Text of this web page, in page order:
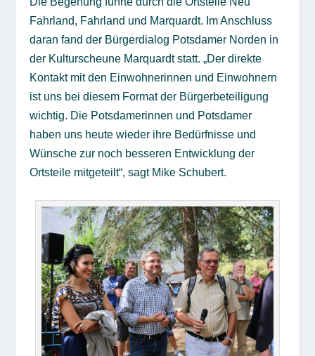
Fahrland, Fahrland und Marquardt. Im Anschluss
daran fand der Bürgerdialog Potsdamer Norden in
der Kulturscheune Marquardt statt. „Der direkte
Kontakt mit den Einwohnerinnen und Einwohnern
ist uns bei diesem Format der Bürgerbeteiligung
wichtig. Die Potsdamerinnen und Potsdamer
haben uns heute wieder ihre Bedürfnisse und
Wünsche zur noch besseren Entwicklung der
Ortsteile mitgeteilt“, sagt Mike Schubert.